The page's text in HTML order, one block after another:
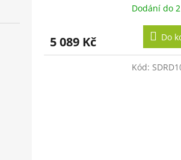
Dodání do
5 089 Kč Do
Kód: